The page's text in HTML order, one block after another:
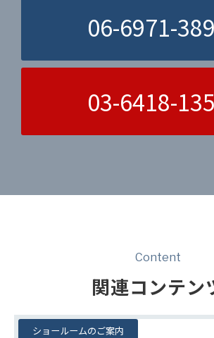
06-6971-
03-6418-
Content
関連コンテン
ショールームのご案内